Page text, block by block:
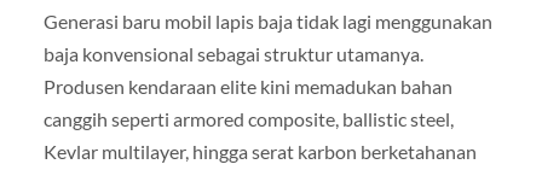
Generasi baru mobil lapis baja tidak lagi menggunakan
baja konvensional sebagai struktur utamanya.
Produsen kendaraan elite kini memadukan bahan
canggih seperti armored composite, ballistic steel,
Kevlar multilayer, hingga serat karbon berketahanan